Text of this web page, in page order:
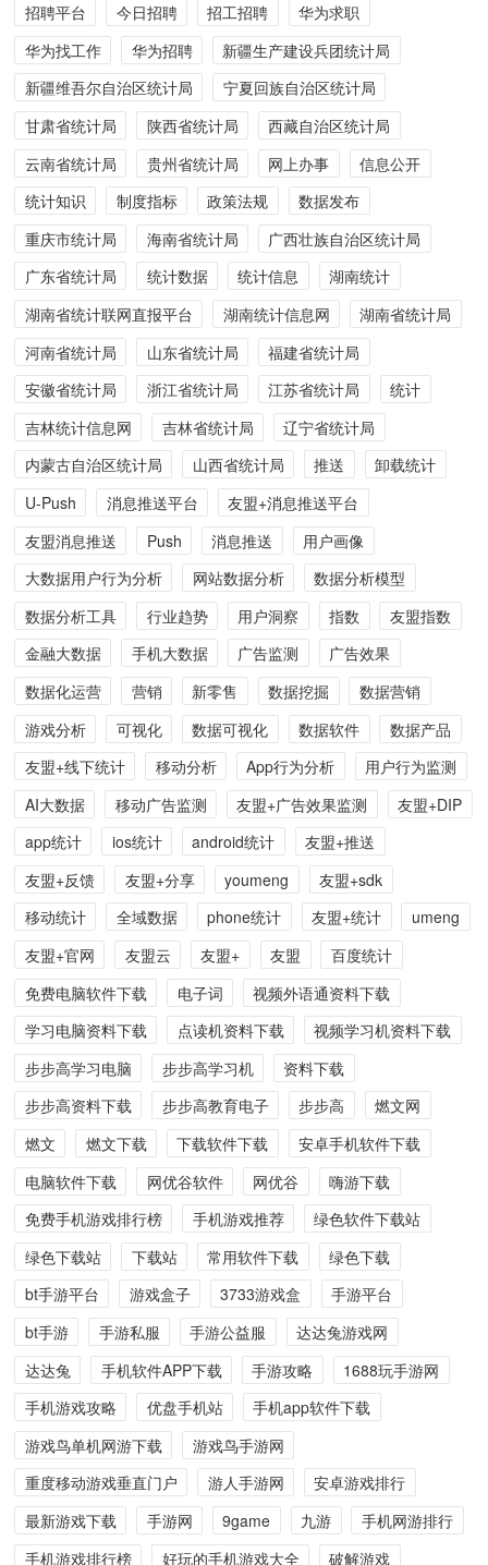
招聘平台
今日招聘 招工招聘
华为求职
华为找工作
华为招聘
新疆生产建设兵团统计局
新疆维吾尔自治区统计局
宁夏回族自治区统计局
甘肃省统计局
陕西省统计局
西藏自治区统计局
云南省统计局
贵州省统计局 网上办事
信息公开
统计知识
制度指标 政策法规
数据发布
重庆市统计局
海南省统计局
广西壮族自治区统计局
广东省统计局
统计数据 统计信息
湖南统计
湖南省统计联网直报平台
湖南统计信息网
湖南省统计局
河南省统计局
山东省统计局
福建省统计局
安徽省统计局
浙江省统计局 江苏省统计局
统计
吉林统计信息网
吉林省统计局
辽宁省统计局
内蒙古自治区统计局
山西省统计局 推送
卸载统计
U-Push
消息推送平台
友盟+消息推送平台
友盟消息推送
Push 消息推送
用户画像
大数据用户行为分析
网站数据分析
数据分析模型
数据分析工具
行业趋势 用户洞察 指数
友盟指数
金融大数据
手机大数据 广告监测
广告效果
数据化运营
营销 新零售 数据挖掘
数据营销
游戏分析
可视化 数据可视化 数据软件
数据产品
友盟+线下统计
移动分析 App行为分析
用户行为监测
AI大数据
移动广告监测 友盟+广告效果监测
友盟+DIP
app统计
ios统计 android统计
友盟+推送
友盟+反馈
友盟+分享 youmeng
友盟+sdk
移动统计
全域数据 phone统计 友盟+统计
umeng
友盟+官网
友盟云 友盟+ 友盟
百度统计
免费电脑软件下载
电子词
视频外语通资料下载
学习电脑资料下载
点读机资料下载
视频学习机资料下载
步步高学习电脑
步步高学习机
资料下载
步步高资料下载
步步高教育电子 步步高
燃文网
燃文
燃文下载 下载软件下载
安卓手机软件下载
电脑软件下载
网优谷软件 网优谷
嗨游下载
免费手机游戏排行榜
手机游戏推荐
绿色软件下载站
绿色下载站
下载站 常用软件下载
绿色下载
bt手游平台
游戏盒子 3733游戏盒
手游平台
bt手游
手游私服 手游公益服
达达兔游戏网
达达兔
手机软件APP下载 手游攻略
1688玩手游网
手机游戏攻略
优盘手机站
手机app软件下载
游戏鸟单机网游下载
游戏鸟手游网
重度移动游戏垂直门户
游人手游网
安卓游戏排行
最新游戏下载
手游网 9game 九游
手机网游排行
手机游戏排行榜
好玩的手机游戏大全
破解游戏